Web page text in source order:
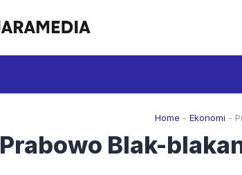
Home - Ekonomi -
Prabowo Blak-